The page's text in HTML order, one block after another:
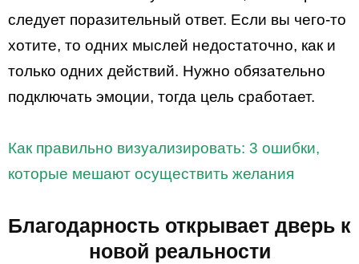
следует поразительный ответ. Если вы чего-то
хотите, то одних мыслей недостаточно, как и
только одних действий. Нужно обязательно
подключать эмоции, тогда цель сработает.
Как правильно визуализировать: 3 ошибки,
которые мешают осуществить желания
Благодарность открывает дверь к
новой реальности